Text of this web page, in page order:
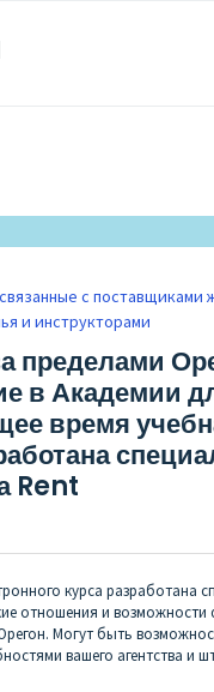
с поставщиками
и инструкторами
пределами
в Академии
время
Rent
курса разработана
отношения и
Могут быть
вашего агентства и